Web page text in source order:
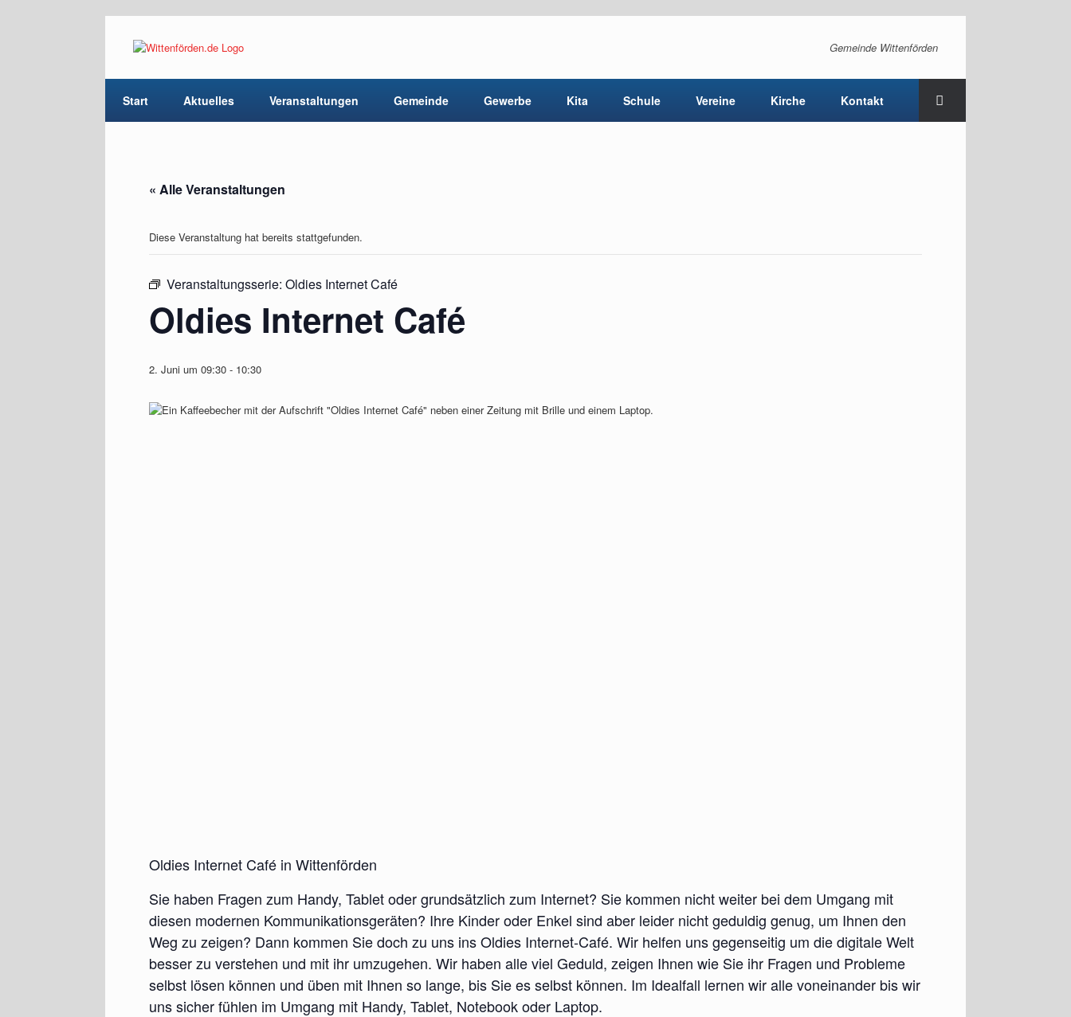
Gemeinde Wittenförden
Start Aktuelles Veranstaltungen Gemeinde Gewerbe Kita Schule Vereine Kirche Kontakt
« Alle Veranstaltungen
Diese Veranstaltung hat bereits stattgefunden.
Veranstaltungsserie: Oldies Internet Café
Oldies Internet Café
2. Juni um 09:30 - 10:30
Oldies Internet Café in Wittenförden
Sie haben Fragen zum Handy, Tablet oder grundsätzlich zum Internet? Sie kommen nicht weiter bei dem Umgang mit
diesen modernen Kommunikationsgeräten? Ihre Kinder oder Enkel sind aber leider nicht geduldig genug, um Ihnen den
Weg zu zeigen? Dann kommen Sie doch zu uns ins Oldies Internet-Café. Wir helfen uns gegenseitig um die digitale Welt
besser zu verstehen und mit ihr umzugehen. Wir haben alle viel Geduld, zeigen Ihnen wie Sie ihr Fragen und Probleme
selbst lösen können und üben mit Ihnen so lange, bis Sie es selbst können. Im Idealfall lernen wir alle voneinander bis wir
uns sicher fühlen im Umgang mit Handy, Tablet, Notebook oder Laptop.